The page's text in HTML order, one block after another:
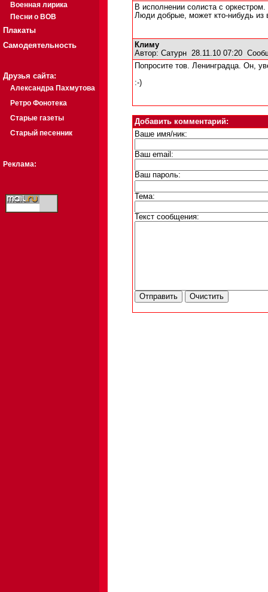
Военная лирика
Песни о ВОВ
Плакаты
Самодеятельность
Друзья сайта:
Александра Пахмутова
Ретро Фонотека
Старые газеты
Старый песенник
Реклама:
В исполнении солиста с оркестром.
Люди добрые, может кто-нибудь из
Климу
Автор: Сатурн 28.11.10 07:20
Попросите тов. Ленинградца. Он,
:-)
Добавить комментарий:
Ваше имя/ник:
Ваш email:
Ваш пароль:
Тема:
Текст сообщения: